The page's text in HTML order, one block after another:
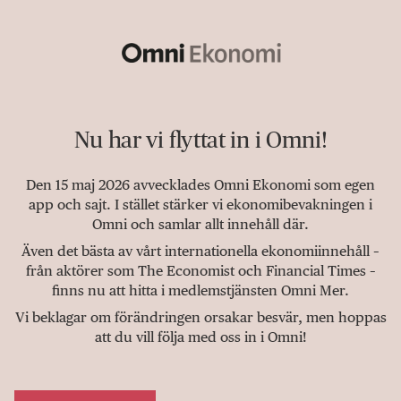
Nu har vi flyttat in i Omni!
Den 15 maj 2026 avvecklades Omni Ekonomi som egen
app och sajt. I stället stärker vi ekonomibevakningen i
Omni och samlar allt innehåll där.
Även det bästa av vårt internationella ekonomiinnehåll –
från aktörer som The Economist och Financial Times –
finns nu att hitta i medlemstjänsten Omni Mer.
Vi beklagar om förändringen orsakar besvär, men hoppas
att du vill följa med oss in i Omni!